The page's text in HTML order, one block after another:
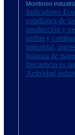
Monitoreo
Indicadores
estadística de
producción y
tarifas y
industrial,
balanza de
frecuencia es
Actividad